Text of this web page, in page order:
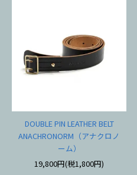
DOUBLE PIN LEATHER BELT
ANACHRONORM（アナクロノ
ーム）
19,800円(税1,800円)